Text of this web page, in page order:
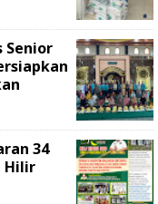
Senior
34
Hilir